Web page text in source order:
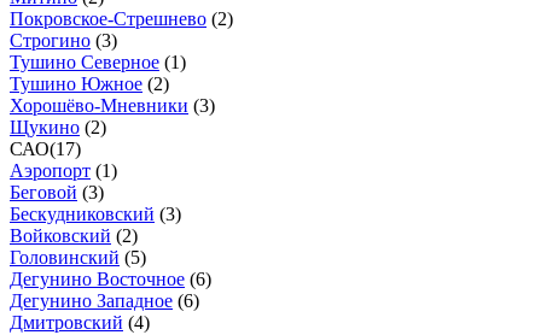
Покровское-Стрешнево (2)
Строгино (3)
Тушино Северное (1)
Тушино Южное (2)
Хорошёво-Мневники (3)
Щукино (2)
САО(17)
Аэропорт (1)
Беговой (3)
Бескудниковский (3)
Войковский (2)
Головинский (5)
Дегунино Восточное (6)
Дегунино Западное (6)
Дмитровский (4)